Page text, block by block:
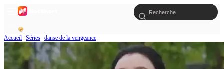
Accueil Séries danse de la vengeance